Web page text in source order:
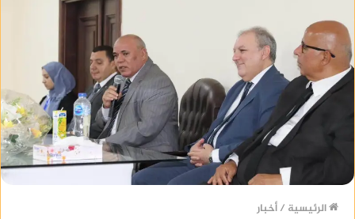
الرئيسية /أخبار